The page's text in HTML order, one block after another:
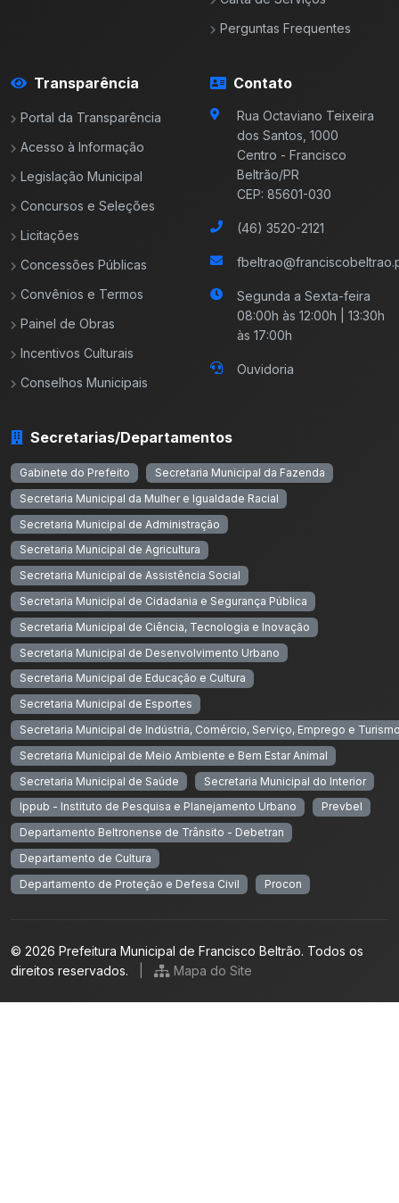
Perguntas Frequentes
Transparência
Portal da Transparência
Acesso à Informação
Legislação Municipal
Concursos e Seleções
Licitações
Concessões Públicas
Convênios e Termos
Painel de Obras
Incentivos Culturais
Conselhos Municipais
Contato
Rua Octaviano Teixeira
dos Santos, 1000
Centro - Francisco
Beltrão/PR
CEP: 85601-030
(46) 3520-2121
Segunda a Sexta-feira
08:00h às 12:00h | 13:30h
às 17:00h
Ouvidoria
Secretarias/Departamentos
Gabinete do Prefeito
Secretaria Municipal da Fazenda
Secretaria Municipal da Mulher e Igualdade Racial
Secretaria Municipal de Administração
Secretaria Municipal de Agricultura
Secretaria Municipal de Assistência Social
Secretaria Municipal de Cidadania e Segurança Pública
Secretaria Municipal de Ciência, Tecnologia e Inovação
Secretaria Municipal de Desenvolvimento Urbano
Secretaria Municipal de Educação e Cultura
Secretaria Municipal de Esportes
Secretaria Municipal de Indústria, Comércio, Serviço, Emprego e
Secretaria Municipal de Meio Ambiente e Bem Estar Animal
Secretaria Municipal de Saúde
Secretaria Municipal do Interior
Ippub - Instituto de Pesquisa e Planejamento Urbano
Prevbel
Departamento Beltronense de Trânsito - Debetran
Departamento de Cultura
Departamento de Proteção e Defesa Civil
Procon
© 2026 Prefeitura Municipal de Francisco Beltrão. Todos os
direitos reservados.
Mapa do Site